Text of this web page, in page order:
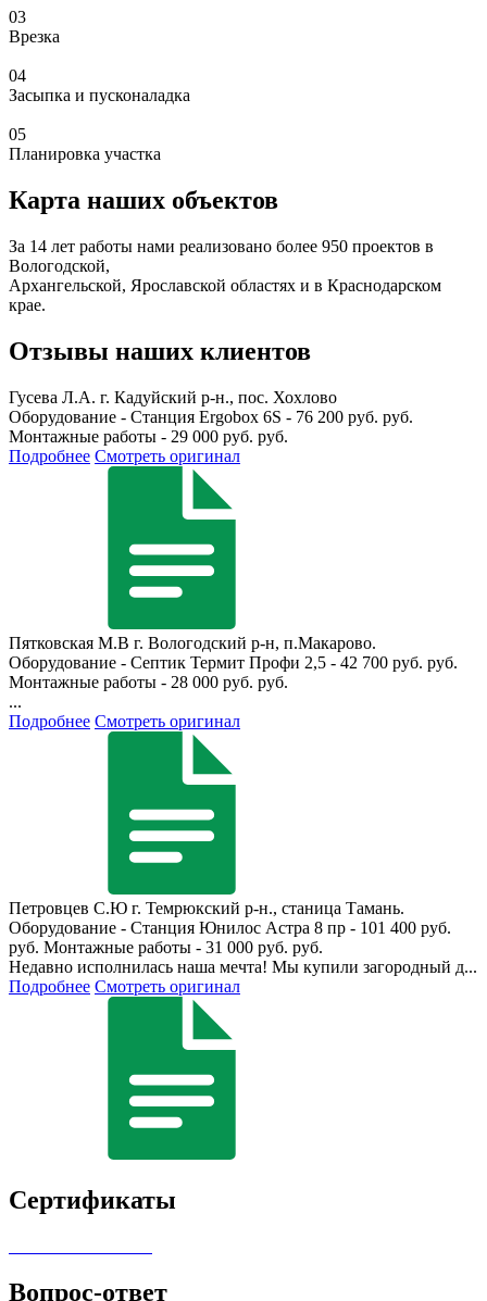
03
Врезка
04
Засыпка и пусконаладка
05
Планировка участка
Карта наших объектов
За 14 лет работы нами реализовано более 950 проектов в
Вологодской,
Архангельской, Ярославской областях и в Краснодарском
крае.
Отзывы наших клиентов
Гусева Л.А. г. Кадуйский р-н., пос. Хохлово
Оборудование - Станция Ergobox 6S - 76 200 руб. руб.
Монтажные работы - 29 000 руб. руб.
Подробнее Смотреть оригинал
Пятковская М.В г. Вологодский р-н, п.Макарово.
Оборудование - Септик Термит Профи 2,5 - 42 700 руб. руб.
Монтажные работы - 28 000 руб. руб.
...
Подробнее Смотреть оригинал
Петровцев С.Ю г. Темрюкский р-н., станица Тамань.
Оборудование - Станция Юнилос Астра 8 пр - 101 400 руб.
руб. Монтажные работы - 31 000 руб. руб.
Недавно исполнилась наша мечта! Мы купили загородный д...
Подробнее Смотреть оригинал
Сертификаты
Вопрос-ответ